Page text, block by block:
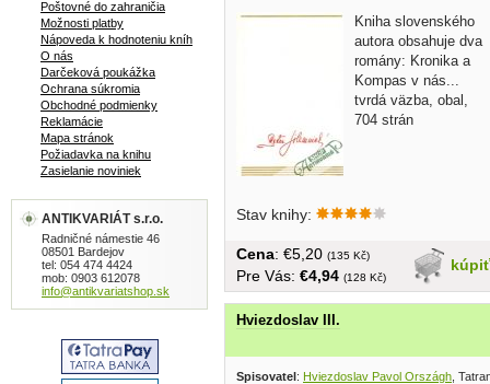
Kniha slovenského
autora obsahuje dva
romány: Kronika a
Kompas v nás...
tvrdá väzba, obal,
704 strán
Stav knihy:
kúpiť
Cena: €5,20 (135 Kč)
Pre Vás: €4,94 (128 Kč)
Hviezdoslav III.
Spisovatel: Hviezdoslav Pavol Országh ,
Poštovné do zahraničia
Možnosti platby
Nápoveda k hodnoteniu kníh
O nás
Darčeková poukážka
Ochrana súkromia
Obchodné podmienky
Reklamácie
Mapa stránok
Požiadavka na knihu
Zasielanie noviniek
ANTIKVARIÁT s.r.o.
Radničné námestie 46
08501 Bardejov
tel: 054 474 4424
mob: 0903 612078
info@antikvariatshop.sk